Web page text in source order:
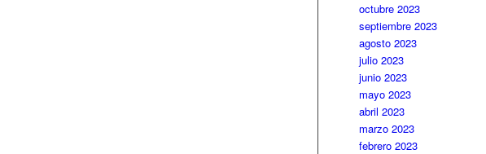
octubre 2023
septiembre 2023
agosto 2023
julio 2023
junio 2023
mayo 2023
abril 2023
marzo 2023
febrero 2023